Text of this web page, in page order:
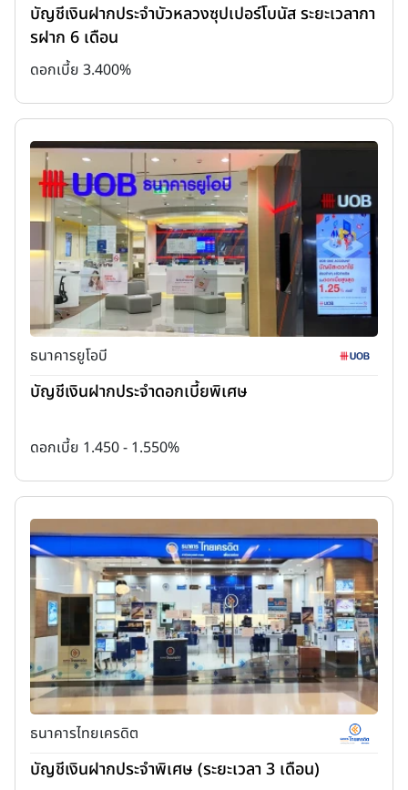
บัญชีเงินฝากประจำบัวหลวงซุปเปอร์โบนัส ระยะเวลากา
รฝาก 6 เดือน
ดอกเบี้ย 3.400%
ธนาคารยูโอบี
บัญชีเงินฝากประจำดอกเบี้ยพิเศษ
ดอกเบี้ย 1.450 - 1.550%
ธนาคารไทยเครดิต
บัญชีเงินฝากประจำพิเศษ (ระยะเวลา 3 เดือน)